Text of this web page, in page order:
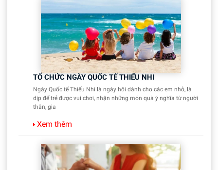
TỔ CHỨC NGÀY QUỐC TẾ THIẾU NHI
Ngày Quốc tế Thiếu Nhi là ngày hội dành cho các em nhỏ, là
dịp để trẻ được vui chơi, nhận những món quà ý nghĩa từ người
thân, gia
Xem thêm